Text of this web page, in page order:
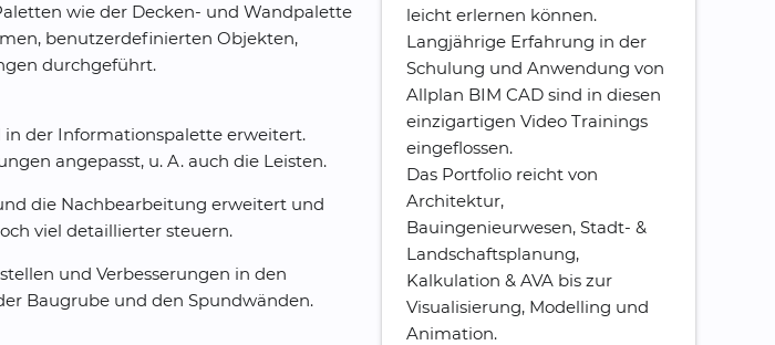
wie der Decken- und Wandpalette
benutzerdefinierten Objekten,
durchgeführt.
der Informationspalette erweitert.
angepasst, u. A. auch die Leisten.
die Nachbearbeitung erweitert und
viel detaillierter steuern.
und Verbesserungen in den
Baugrube und den Spundwänden.
leicht erlernen können.
Langjährige Erfahrung in der
Schulung und Anwendung von
Allplan BIM CAD sind in diesen
einzigartigen Video Trainings
eingeflossen.
Das Portfolio reicht von
Architektur,
Bauingenieurwesen, Stadt- &
Landschaftsplanung,
Kalkulation & AVA bis zur
Visualisierung, Modelling und
Animation.